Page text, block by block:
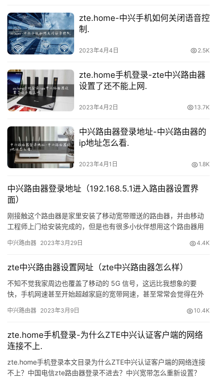
8
.
1
.
p
l
o
i
c
n
由
器
设
常
见
问
路
器
zte.home-中兴手机如何关闭语音控
制.
2023年4月4日 2.5K
zte.home手机登录-zte中兴路由器
设置了还不能上网.
2023年4月2日 13.7K
中兴路由器登录地址-中兴路由器的
ip地址怎么看.
2023年4月1日 1.8K
中兴路由器登录地址（192.168.5.1进入路由器设置界
面）
刚接触这个路由器是家里安装了移动宽带赠送的路由器，并由移动
工程师上门给安装完成的，但是也有很多小伙伴想用这个路由器用
你路…
中兴路由器 2023年3月29日 4.4K
zte中兴路由器设置网址（zte中兴路由器怎么样）
不知不觉我家周边也覆盖了移动的 5G 信号，这远比我想象的要
快，手机网速甚至开始超越家庭的宽带网速，甚至常常会觉得在外
中兴路由器 2023年3月9日 10.4K
zte.home手机登录-为什么ZTE中兴认证客户端的网络
连接不上.
zte.home手机登录本文目录为什么ZTE中兴认证客户端的网络连接
不上？中国电信zte路由器登录不进去？中兴宽带怎么重新设置？